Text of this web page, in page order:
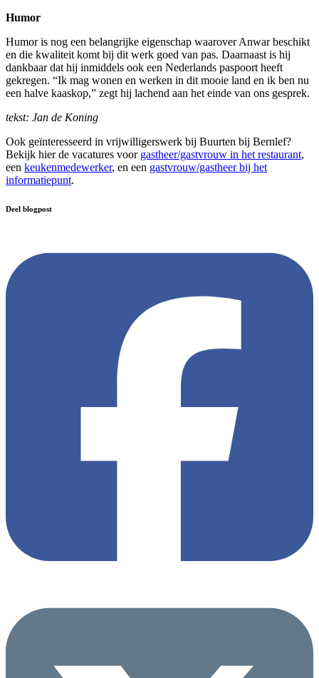
Humor
Humor is nog een belangrijke eigenschap waarover Anwar beschikt
en die kwaliteit komt bij dit werk goed van pas. Daarnaast is hij
dankbaar dat hij inmiddels ook een Nederlands paspoort heeft
gekregen. “Ik mag wonen en werken in dit mooie land en ik ben nu
een halve kaaskop,” zegt hij lachend aan het einde van ons gesprek.
tekst: Jan de Koning
Ook geïnteresseerd in vrijwilligerswerk bij Buurten bij Bernlef?
Bekijk hier de vacatures voor gastheer/gastvrouw in het restaurant,
een keukenmedewerker, en een gastvrouw/gastheer bij het
informatiepunt.
Deel blogpost